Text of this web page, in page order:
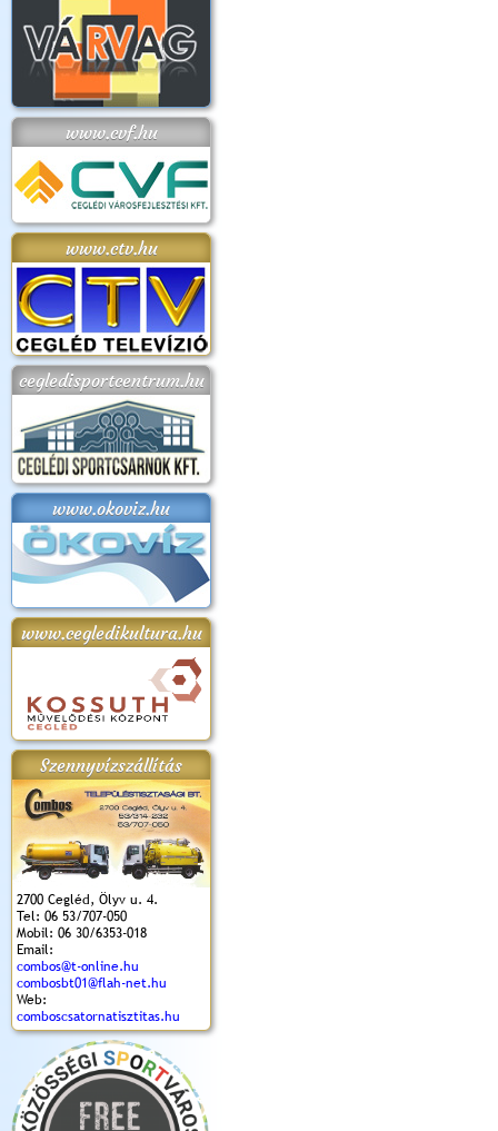
www.cvf.hu
www.ctv.hu
cegledisportcentrum.hu
www.okoviz.hu
www.cegledikultura.hu
Szennyvízszállítás
2700 Cegléd, Ölyv u. 4.
Tel: 06 53/707-050
Mobil: 06 30/6353-018
Email:
combos@t-online.hu
combosbt01@flah-net.hu
Web:
comboscsatornatisztitas.hu
2018.
Kossuth Toborzó
2017.09.22-23.
és Magyarok
Kenyere Program